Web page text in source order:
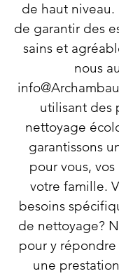
de haut niveau.
de garantir des
sains et
nous
utilisant des
nettoyage
garantissons
pour vous,
votre famille.
besoins
de nettoyage?
pour y
une